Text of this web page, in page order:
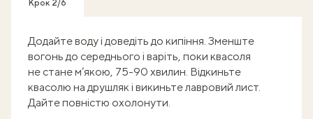
Крок 2/6
Додайте воду і доведіть до кипіння. Зменште
вогонь до середнього і варіть, поки квасоля
не стане м’якою, 75-90 хвилин. Відкиньте
квасолю на друшляк і викиньте лавровий лист.
Дайте повністю охолонути.